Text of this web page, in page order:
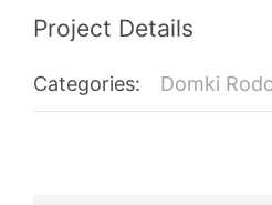
Project Details
Categories: Domki